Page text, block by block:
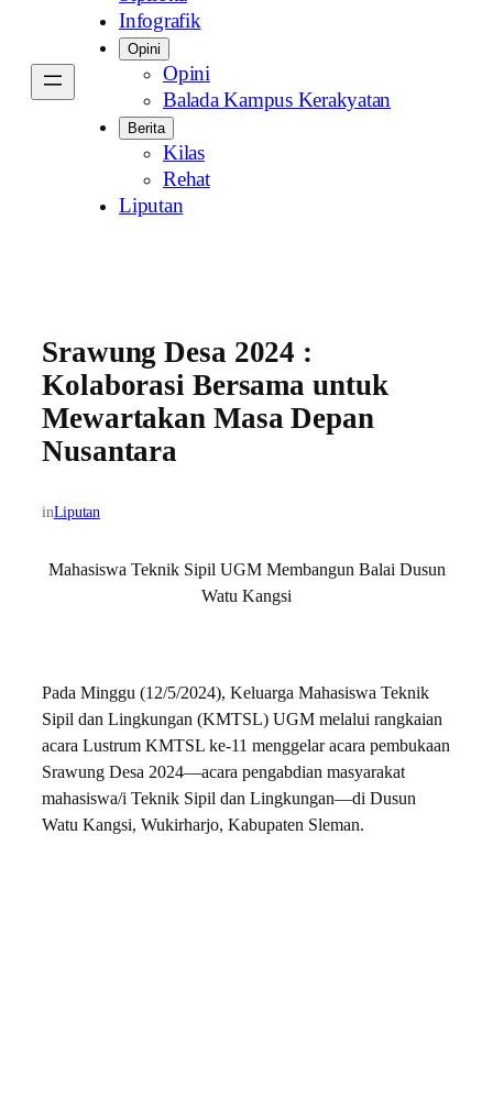
Infografik
Opini
Opini
Balada Kampus Kerakyatan
Berita
Kilas
Rehat
Liputan
Srawung Desa 2024 :
Kolaborasi Bersama untuk
Mewartakan Masa Depan
Nusantara
inLiputan
Mahasiswa Teknik Sipil UGM Membangun Balai Dusun
Watu Kangsi
Pada Minggu (12/5/2024), Keluarga Mahasiswa Teknik
Sipil dan Lingkungan (KMTSL) UGM melalui rangkaian
acara Lustrum KMTSL ke-11 menggelar acara pembukaan
Srawung Desa 2024—acara pengabdian masyarakat
mahasiswa/i Teknik Sipil dan Lingkungan—di Dusun
Watu Kangsi, Wukirharjo, Kabupaten Sleman.